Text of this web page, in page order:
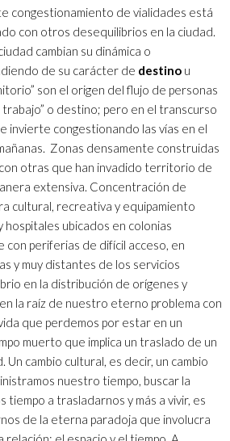
congestionamiento de vialidades está
con otros desequilibrios en la ciudad.
cambian su dinámica o
de su carácter de destino u
son el origen del flujo de personas
trabajo” o destino; pero en el transcurso
invierte congestionando las vías en el
Zonas densamente construidas
otras que han invadido territorio de
extensiva. Concentración de
cultural, recreativa y equipamiento
hospitales ubicados en colonias
con periferias de difícil acceso, en
y muy distantes de los servicios
en la distribución de orígenes y
la raíz de nuestro eterno problema con
que perdemos por estar en un
muerto que implica un traslado de un
Un cambio cultural, es decir, un cambio
nuestro tiempo, buscar la
tiempo a trasladarnos y más a vivir, es
de la eterna paradoja que involucra